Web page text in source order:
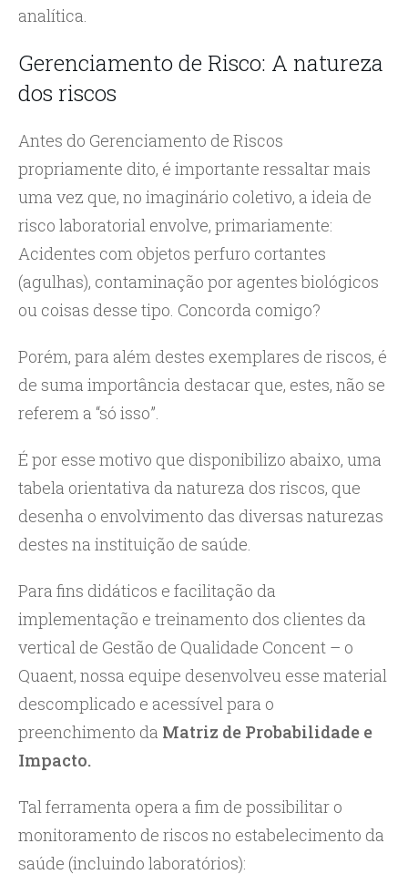
analítica.
Gerenciamento de Risco: A natureza
dos riscos
Antes do Gerenciamento de Riscos
propriamente dito, é importante ressaltar mais
uma vez que, no imaginário coletivo, a ideia de
risco laboratorial envolve, primariamente:
Acidentes com objetos perfuro cortantes
(agulhas), contaminação por agentes biológicos
ou coisas desse tipo. Concorda comigo?
Porém, para além destes exemplares de riscos, é
de suma importância destacar que, estes, não se
referem a “só isso”.
É por esse motivo que disponibilizo abaixo, uma
tabela orientativa da natureza dos riscos, que
desenha o envolvimento das diversas naturezas
destes na instituição de saúde.
Para fins didáticos e facilitação da
implementação e treinamento dos clientes da
vertical de Gestão de Qualidade Concent – o
Quaent, nossa equipe desenvolveu esse material
descomplicado e acessível para o
preenchimento da Matriz de Probabilidade e
Impacto.
Tal ferramenta opera a fim de possibilitar o
monitoramento de riscos no estabelecimento da
saúde (incluindo laboratórios):